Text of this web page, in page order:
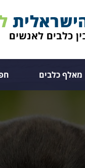
מאלף כלבים